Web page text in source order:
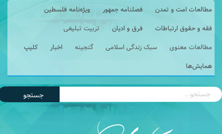
مطالعات امت و تمدن فصلنامه جمهور
ویژه‌نامه فلسطین
فقه و حقوق ارتباطات
فرق و ادیان
تربیت تبلیغی
مطالعات معنوی
سبک زندگی اسلامی گنجینه اخبار
کلیپ
همایش‌ها
جستجو